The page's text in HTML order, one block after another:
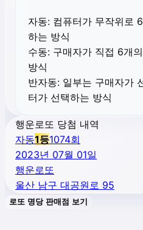
자동: 컴퓨터가 무작위로
하는 방식
수동: 구매자가 직접 6개
방식
반자동: 일부는 구매자가
터가 선택하는 방식
행운로또 당첨 내역
자동1등1074회
2023년 07월 01일
행운로또
울산 남구 대공원로 95
로또 명당 판매점 보기